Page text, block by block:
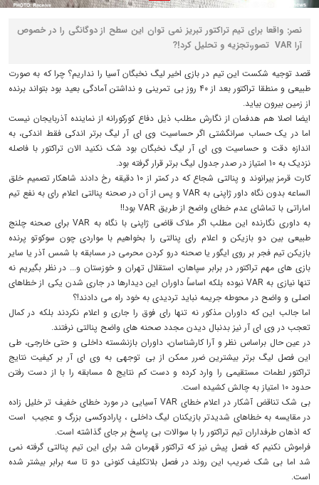
نصر: واقعا برای تیم تراکتور تبریز نمی توان این سطح از دوگانگی را در خصوص
آرا VAR تصور،تجزیه و تحلیل کرد!?
قصد توجیه شکست این تیم در بازی اخیر لیگ نخبگان آسیا را نداریم؟ چرا که به صورت
طبیعی و منطقا تراکتور بعد از ۴۰ روز بی تمرینی و نداشتن آمادگی بعید بود بتواند برنده
از زمین بیرون بیاید.
ایضا اصلا هم هدفمان از نگارش مطلب ذیل دفاع کورکورانه از نماینده آذربایجان نیست
اما در یک حساب سرانگشتی اگر حساسیت وی ای آر لیگ برتر اندکی فقط اندکی، به
اندازه دقت و حساسیت وی ای آر لیگ نخبگان بود شک نکنید الان تراکتور با فاصله
نزدیک به 10 امتیاز در صدر جدول لیگ برتر قرار گرفته بود.
کارت قرمز بیرانوند و پنالتی شجاع که در کمتر از 10 دقیقه رخ دادند شاهکار تصمیم خلق
الساعه بدون نگاه داور ژاپنی به VAR و پس از آن در صحنه پنالتی اعلام رای به نفع تیم
اماراتی با تماشای عدم خطای واضح از طریق VAR بود!!
به داوری نگارنده این مطلب اگر ملاک قاضی ژاپنی با نگاه به VAR برای صحنه چلنج
طبیعی بین دو بازیکن و اعلام رای پنالتی را بخواهیم با مواردی چون سوکوتو‌ پرنده
بازیکن تیم فجر بر روی ایگور یا صحنه درو کردن محرمی در مسابقه با شمس آذر یا سایر
بازی های مهم تراکتور در برابر سپاهان، استقلال تهران و‌ خوزستان و... در نظر بگیریم نه‌
تنها نیازی به VAR نبوده بلکه اساساً داوران این دیدارها در جاری شدن یکی از خطاهای
اصلی و واضح در محوطه جریمه نباید تردیدی به خود راه می دادند!؟
اما جالب این که داوران مذکور نه تنها رای فوق را جاری و اعلام نکردند بلکه در کمال
تعجب در وی ای آر نیز بدنبال دیدن مجدد صحنه های واضح پنالتی نرفتند.
در عین حال براساس نظر و آرا کارشناسان، داوران بازنشسته داخلی و حتی خارجی، طی
این فصل لیگ برتر بیشترین ضرر ممکن از بی توجهی به وی ای آر بر کیفیت نتایج
تراکتور لطمات مستقیمی را وارد کرده و دست کم نتایج ۵ مسابقه را با از دست رفتن
حدود ۱۰ امتیاز به چالش کشیده است.
بی شک تناقض آشکار در اعلام خطای VAR آسیایی در مورد خطای خفیف تر خلیل زاده
در مقایسه به خطاهای شدیدتر بازیکنان لیگ داخلی ، پارادوکسی بزرگ و عجیب است
که اذهان طرفداران تیم‌ تراکتور را با سوالات بی پاسخ بر جای گذاشته است.
فراموش نکنیم که فصل پیش نیز که تراکتور قهرمان شد برای این تیم پنالتی گرفته نمی
شد اما بی شک ضریب این روند در فصل بلاتکلیف کنونی دو تا سه برابر بیشتر شده
است.